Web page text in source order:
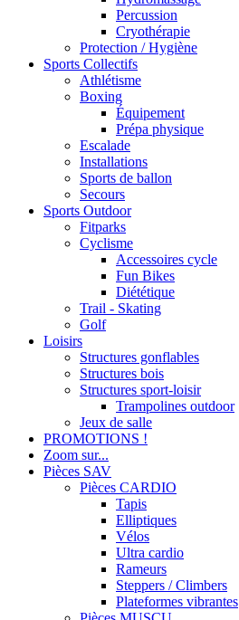
Percussion
Cryothérapie
Protection / Hygiène
Sports Collectifs
Athlétisme
Boxing
Équipement
Prépa physique
Escalade
Installations
Sports de ballon
Secours
Sports Outdoor
Fitparks
Cyclisme
Accessoires cycle
Fun Bikes
Diététique
Trail - Skating
Golf
Loisirs
Structures gonflables
Structures bois
Structures sport-loisir
Trampolines outdoor
Jeux de salle
PROMOTIONS !
Zoom sur...
Pièces SAV
Pièces CARDIO
Tapis
Elliptiques
Vélos
Ultra cardio
Rameurs
Steppers / Climbers
Plateformes vibrantes